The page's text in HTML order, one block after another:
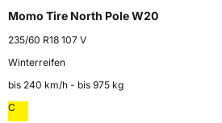
Momo Tire North Pole W20
235/60 R18 107 V
Winterreifen
bis 240 km⁠/⁠h - bis 975 kg
C